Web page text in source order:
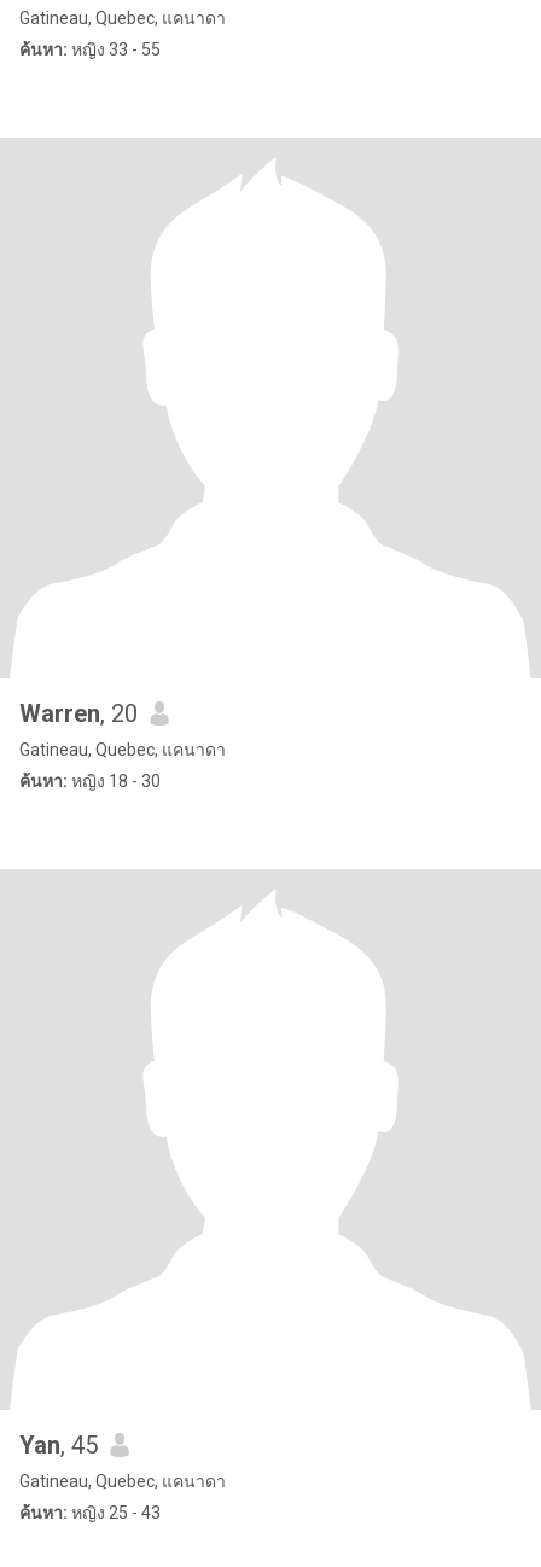
Gatineau, Quebec, แคนาดา
ค้นหา: หญิง 33 - 55
Warren, 20
Gatineau, Quebec, แคนาดา
ค้นหา: หญิง 18 - 30
Yan, 45
Gatineau, Quebec, แคนาดา
ค้นหา: หญิง 25 - 43